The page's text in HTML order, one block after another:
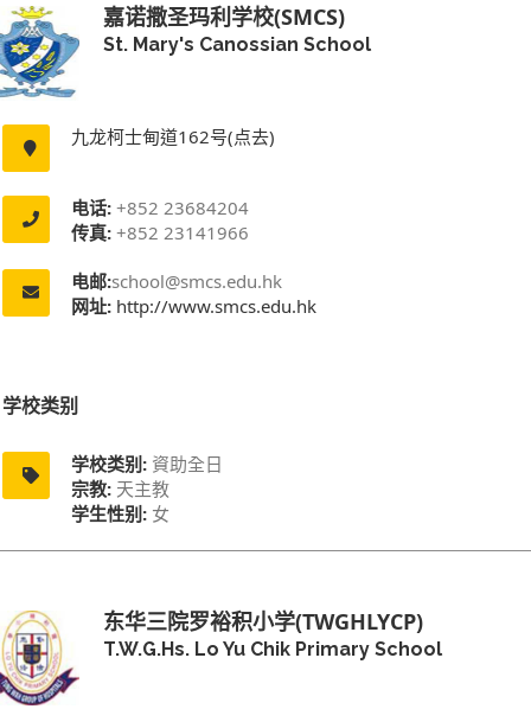
嘉诺撒圣玛利学校(SMCS)
St. Mary's Canossian School
九龙柯士甸道162号(点去)
电话: +852 23684204
传真: +852 23141966
电邮:school@smcs.edu.hk
网址: http://www.smcs.edu.hk
学校类别
学校类别: 資助全日
宗教: 天主教
学生性别: 女
东华三院罗裕积小学(TWGHLYCP)
T.W.G.Hs. Lo Yu Chik Primary School